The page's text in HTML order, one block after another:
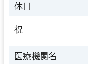
休日
祝
医療機関名